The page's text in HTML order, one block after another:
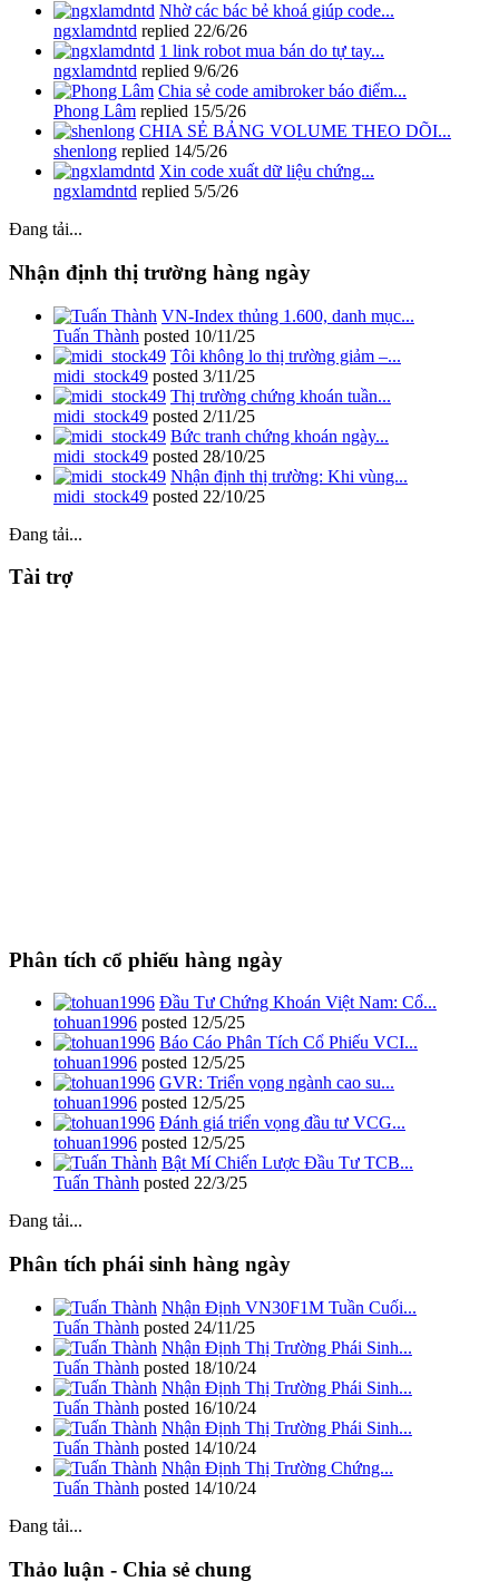
Nhờ các bác bẻ khoá giúp code...
ngxlamdntd replied 22/6/26
1 link robot mua bán do tự tay...
ngxlamdntd replied 9/6/26
Chia sẻ code amibroker báo điểm...
Phong Lâm replied 15/5/26
CHIA SẺ BẢNG VOLUME THEO DÕI...
shenlong replied 14/5/26
Xin code xuất dữ liệu chứng...
ngxlamdntd replied 5/5/26
Đang tải...
Nhận định thị trường hàng ngày
VN-Index thủng 1.600, danh mục...
Tuấn Thành posted 10/11/25
Tôi không lo thị trường giảm –...
midi_stock49 posted 3/11/25
Thị trường chứng khoán tuần...
midi_stock49 posted 2/11/25
Bức tranh chứng khoán ngày...
midi_stock49 posted 28/10/25
Nhận định thị trường: Khi vùng...
midi_stock49 posted 22/10/25
Đang tải...
Tài trợ
Phân tích cổ phiếu hàng ngày
Đầu Tư Chứng Khoán Việt Nam: Cổ...
tohuan1996 posted 12/5/25
Báo Cáo Phân Tích Cổ Phiếu VCI...
tohuan1996 posted 12/5/25
GVR: Triển vọng ngành cao su...
tohuan1996 posted 12/5/25
Đánh giá triển vọng đầu tư VCG...
tohuan1996 posted 12/5/25
Bật Mí Chiến Lược Đầu Tư TCB...
Tuấn Thành posted 22/3/25
Đang tải...
Phân tích phái sinh hàng ngày
Nhận Định VN30F1M Tuần Cuối...
Tuấn Thành posted 24/11/25
Nhận Định Thị Trường Phái Sinh...
Tuấn Thành posted 18/10/24
Nhận Định Thị Trường Phái Sinh...
Tuấn Thành posted 16/10/24
Nhận Định Thị Trường Phái Sinh...
Tuấn Thành posted 14/10/24
Nhận Định Thị Trường Chứng...
Tuấn Thành posted 14/10/24
Đang tải...
Thảo luận - Chia sẻ chung